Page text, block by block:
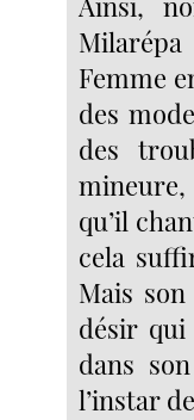
Femme
des
des
qu’il
cela
Mais
désir qui
dans
l’instar